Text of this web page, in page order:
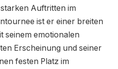
Auftritten im
ist er einer breiten
seinem emotionalen
Erscheinung und seiner
festen Platz im